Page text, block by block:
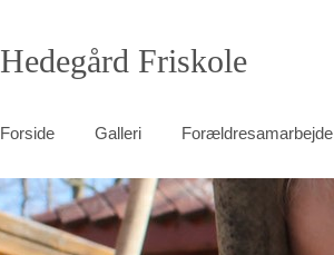
Hedegård Friskole
Forside Galleri Forældresamarbejde